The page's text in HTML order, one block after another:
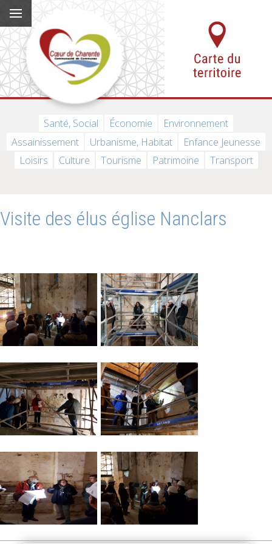
Santé, Social Économie
Environnement
Assainissement
Urbanisme, Habitat
Enfance Jeunesse
Loisirs
Culture Tourisme Patrimoine Transport
Visite des élus église Nanclars